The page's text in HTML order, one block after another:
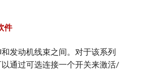
件
发动机线束之间。对于该系列
通过可选连接一个开关来激活/